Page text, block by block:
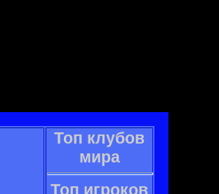
Топ клубов
мира
Топ игроков